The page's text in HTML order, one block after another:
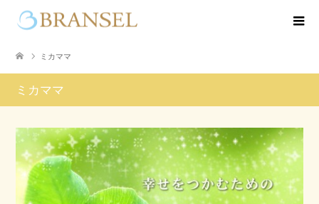
ミカママ
ミカママ